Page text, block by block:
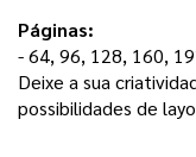
Páginas:
Deixe a sua
possibilidades de